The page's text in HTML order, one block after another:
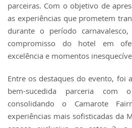
parceiras. Com o objetivo de
as experiências que prometem
durante o período
compromisso do hotel em
excelência e momentos
Entre os destaques do evento, foi
bem-sucedida parceria com
consolidando o Camarote
experiências mais sofisticadas da